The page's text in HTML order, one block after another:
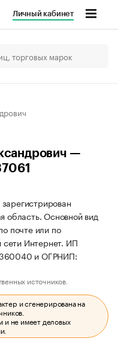
Личный кабинет
—
область. Основной вид
почте или по
Интернет. ИП
и ОГРНИП:
источников.
и сгенерирована на
и не имеет деловых